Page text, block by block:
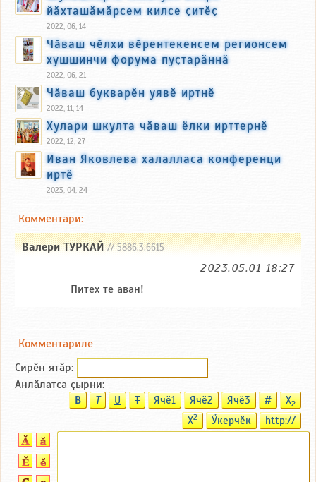
йӑхташӑмӑрсем килсе ҫитӗҫ
2022, 06, 14
Чӑваш чӗлхи вӗрентекенсем регионсем
хушшинчи форума пуҫтарӑннӑ
2022, 06, 21
Чӑваш букварӗн уявӗ иртнӗ
2022, 11, 14
Хулари шкулта чӑваш ёлки ирттернӗ
2022, 12, 27
Иван Яковлева халалласа конференци
иртӗ
2023, 04, 24
Комментари:
Валери ТУРКАЙ// 5886.3.6615
2023.05.01 18:27
Питех те аван!
Комментариле
Сирӗн ятӑp:
Анлӑлатса ҫырни:
B T U T Ячӗ1 Ячӗ2 Ячӗ3 # X2
X2 Ӳкерчӗк http://